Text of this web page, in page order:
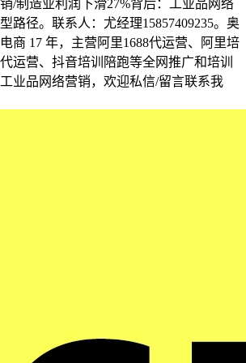
销/制造业利润下滑27%背后：工业品网络
路径。联系人：尤经理15857409235。奥
商 17 年，主营阿里1688代运营、阿里培
运营、抖音培训陪跑等全网推广和培训
业品网络营销，欢迎私信/留言联系我